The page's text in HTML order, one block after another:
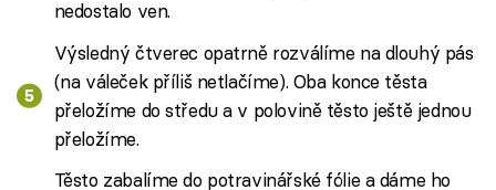
nedostalo ven.
Výsledný čtverec opatrně rozválíme na dlouhý pás
(na váleček příliš netlačíme). Oba konce těsta
přeložíme do středu a v polovině těsto ještě jednou
přeložíme.
Těsto zabalíme do potravinářské fólie a dáme ho